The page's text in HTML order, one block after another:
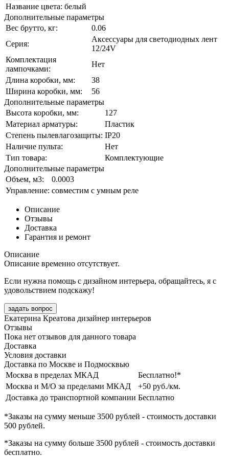
Название цвета: белый
Дополнительные параметры
Вес брутто, кг:
0.06
Серия:
Аксессуары для светодиодных лент
12/24V
Комплектация
лампочками:
Нет
Длина коробки, мм:
38
Ширина коробки, мм:
56
Дополнительные параметры
Высота коробки, мм:
127
Материал арматуры:
Пластик
Степень пылевлагозащиты: IP20
Наличие пульта:
Нет
Тип товара:
Комплектующие
Дополнительные параметры
Объем, м3:
0.0003
Управление: совместим с умным реле
Описание
Отзывы
Доставка
Гарантия и ремонт
Описание
Описание временно отсутствует.
Если нужна помощь с дизайном интерьера, обращайтесь, я с
удовольствием подскажу!
задать вопрос
Екатерина Креатова дизайнер интерьеров
Отзывы
Пока нет отзывов для данного товара
Доставка
Условия доставки
Доставка по Москве и Подмосквью
Москва в пределах МКАД
Бесплатно!*
Москва и М/О за пределами МКАД
+50 руб./км.
Доставка до транспортной компании Бесплатно
*Заказы на сумму меньше 3500 рублей - стоимость доставки
500 рублей.
*Заказы на сумму больше 3500 рублей - стоимость доставки
бесплатно.